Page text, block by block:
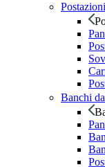
Banchi